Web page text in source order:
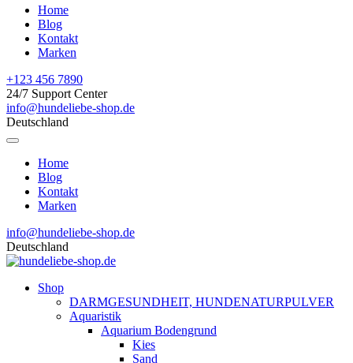
Home
Blog
Kontakt
Marken
+123 456 7890
24/7 Support Center
info@hundeliebe-shop.de
Deutschland
Home
Blog
Kontakt
Marken
info@hundeliebe-shop.de
Deutschland
Shop
DARMGESUNDHEIT, HUNDENATURPULVER
Aquaristik
Aquarium Bodengrund
Kies
Sand